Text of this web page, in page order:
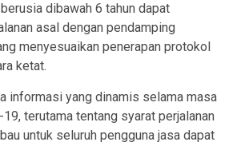
dibawah 6 tahun dapat
asal dengan pendamping
menyesuaikan penerapan protokol
ketat.
informasi yang dinamis selama masa
terutama tentang syarat perjalanan
untuk seluruh pengguna jasa dapat